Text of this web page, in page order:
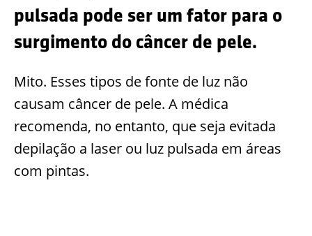
pulsada pode ser um fator para o
surgimento do câncer de pele.
Mito. Esses tipos de fonte de luz não
causam câncer de pele. A médica
recomenda, no entanto, que seja evitada
depilação a laser ou luz pulsada em áreas
com pintas.